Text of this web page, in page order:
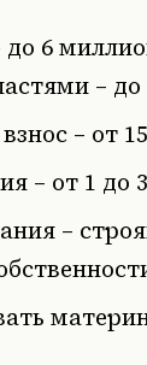
до 6
–
– от
– от 1 до
–